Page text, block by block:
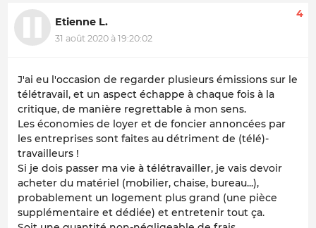
Etienne L.
31 août 2020 à 19:20:02
4
J'ai eu l'occasion de regarder plusieurs émissions sur le
télétravail, et un aspect échappe à chaque fois à la
critique, de manière regrettable à mon sens.
Les économies de loyer et de foncier annoncées par
les entreprises sont faites au détriment de (télé)-
travailleurs !
Si je dois passer ma vie à télétravailler, je vais devoir
acheter du matériel (mobilier, chaise, bureau...),
probablement un logement plus grand (une pièce
supplémentaire et dédiée) et entretenir tout ça.